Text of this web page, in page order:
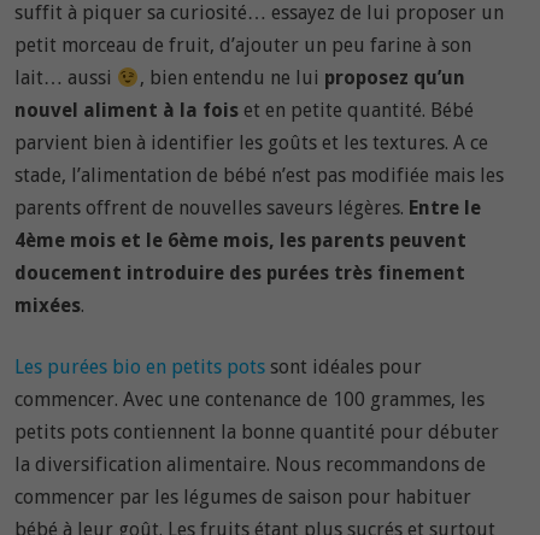
suffit à piquer sa curiosité… essayez de lui proposer un
petit morceau de fruit, d’ajouter un peu farine à son
lait… aussi
, bien entendu ne lui proposez qu’un
nouvel aliment à la fois et en petite quantité. Bébé
parvient bien à identifier les goûts et les textures. A ce
stade, l’alimentation de bébé n’est pas modifiée mais les
parents offrent de nouvelles saveurs légères. Entre le
4ème mois et le 6ème mois, les parents peuvent
doucement introduire des purées très finement
mixées.
Les purées bio en petits pots sont idéales pour
commencer. Avec une contenance de 100 grammes, les
petits pots contiennent la bonne quantité pour débuter
la diversification alimentaire. Nous recommandons de
commencer par les légumes de saison pour habituer
bébé à leur goût. Les fruits étant plus sucrés et surtout